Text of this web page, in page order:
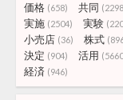
価格 (658) 共同
実施 (2504) 実験
小売店 (36) 株式
決定 (904) 活用
経済 (946)